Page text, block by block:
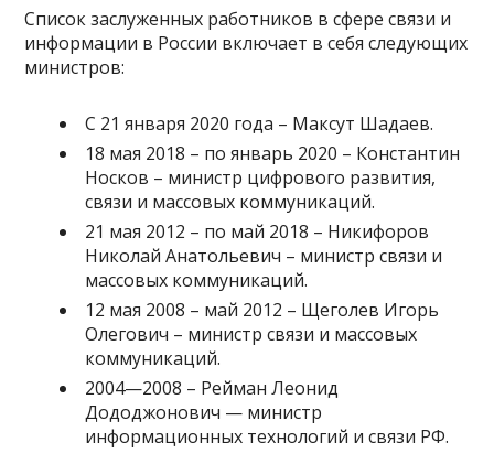
Список заслуженных работников в сфере связи и
информации в России включает в себя следующих
министров:
С 21 января 2020 года – Максут Шадаев.
18 мая 2018 – по январь 2020 – Константин
Носков – министр цифрового развития,
связи и массовых коммуникаций.
21 мая 2012 – по май 2018 – Никифоров
Николай Анатольевич – министр связи и
массовых коммуникаций.
12 мая 2008 – май 2012 – Щеголев Игорь
Олегович – министр связи и массовых
коммуникаций.
2004—2008 – Рейман Леонид
Дододжонович — министр
информационных технологий и связи РФ.